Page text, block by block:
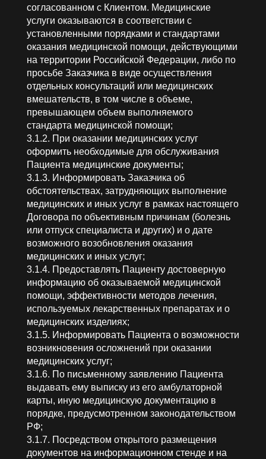
согласованном с Клиентом. Медицинские
услуги оказываются в соответствии с
установленными порядками и стандартами
оказания медицинской помощи, действующими
на территории Российской Федерации, либо по
просьбе Заказчика в виде осуществления
отдельных консультаций или медицинских
вмешательств, в том числе в объеме,
превышающем объем выполняемого
стандарта медицинской помощи;
3.1.2. При оказании медицинских услуг
оформить необходимые для обслуживания
Пациента медицинские документы;
3.1.3. Информировать Заказчика об
обстоятельствах, затрудняющих выполнение
медицинских и иных услуг в рамках настоящего
Договора по объективным причинам (болезнь
или отпуск специалиста и других) и о дате
возможного возобновления оказания
медицинских и иных услуг;
3.1.4. Предоставлять Пациенту достоверную
информацию об оказываемой медицинской
помощи, эффективности методов лечения,
используемых лекарственных препаратах и о
медицинских изделиях;
3.1.5. Информировать Пациента о возможности
возникновения осложнений при оказании
медицинских услуг;
3.1.6. По письменному заявлению Пациента
выдавать ему выписку из его амбулаторной
карты, иную медицинскую документацию в
порядке, предусмотренном законодательством
РФ;
3.1.7. Посредством открытого размещения
документов на информационном стенде и на